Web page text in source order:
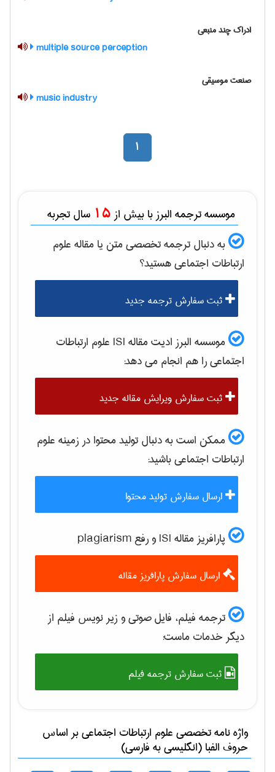
ادراک چند منبعی
multiple source perception
صنعت موسيقي
music industry
1
موسسه ترجمه البرز با بیش از 15 سال تجربه
به دنبال ترجمه تخصصی متن یا مقالهعلوم
ارتباطات اجتماعیهستید؟
ثبت سفارش ترجمه جدید
موسسه البرز ادیت مقاله ISI
علوم ارتباطات
اجتماعیرا هم انجام می دهد:
ثبت سفارش ویرایش مقاله جدید
ممکن است به دنبال تولید محتوا در زمینهعلوم
ارتباطات اجتماعیباشید:
ارسال سفارش تولید محتوا
پارافریز مقاله ISI و رفع plagiarism
ارسال سفارش پارافریز مقاله
ترجمه فیلم، فایل صوتی و زیر نویس فیلم از
دیگر خدمات ماست:
ثبت سفارش ترجمه فیلم
واژه نامه تخصصیعلوم ارتباطات اجتماعیبر اساس
حروف الفبا (انگلیسی به فارسی)